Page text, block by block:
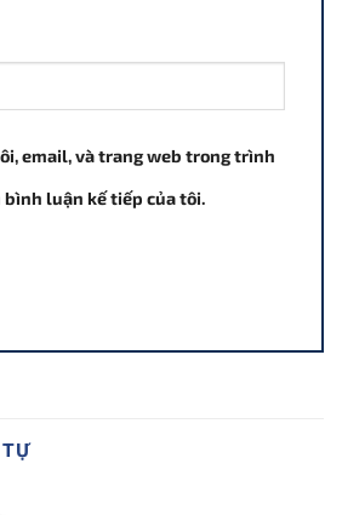
email, và trang web trong trình
luận kế tiếp của tôi.
TỰ